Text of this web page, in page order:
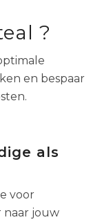
?
en bespaar
als
voor
naar jouw